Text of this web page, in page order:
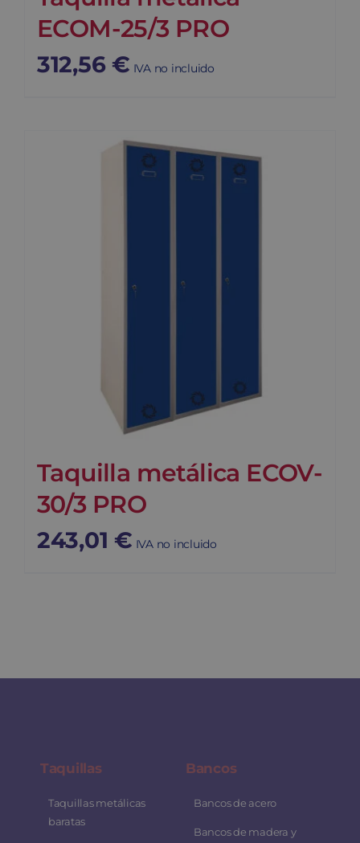
ECOM-25/3 PRO
312,56 € IVA no incluido
Taquilla metálica ECOV-
30/3 PRO
243,01 € IVA no incluido
Taquillas
Taquillas metálicas
baratas
Bancos
Bancos de acero
Bancos de madera y